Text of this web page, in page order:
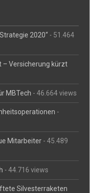
2020“ - 51.464
– Versicherung kürzt
MBTech - 46.664 views
-
Mitarbeiter - 45.489
- 44.716 views
Silvesterraketen